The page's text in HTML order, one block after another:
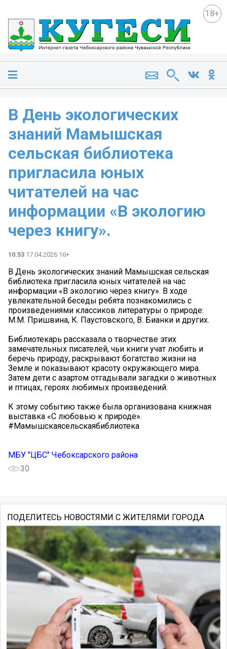
18+
В День экологических
знаний Мамышская
сельская библиотека
пригласила юных
читателей на час
информации «В экологию
через книгу».
10:53 17.04.2026 16+
В День экологических знаний Мамышская сельская
библиотека пригласила юных читателей на час
информации «В экологию через книгу». В ходе
увлекательной беседы ребята познакомились с
произведениями классиков литературы о природе:
М.М. Пришвина, К. Паустовского, В. Бианки и других.
Библиотекарь рассказала о творчестве этих
замечательных писателей, чьи книги учат любить и
беречь природу, раскрывают богатство жизни на
Земле и показывают красоту окружающего мира.
Затем дети с азартом отгадывали загадки о животных
и птицах, героях любимых произведений.
К этому событию также была организована книжная
выставка «С любовью к природе».
#Мамышскаясельскаябиблиотека
МБУ "ЦБС" Чебоксарского района
30
ПОДЕЛИТЕСЬ НОВОСТЯМИ С ЖИТЕЛЯМИ ГОРОДА